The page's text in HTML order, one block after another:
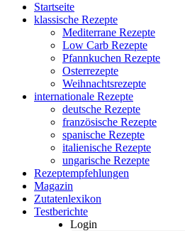
Startseite
klassische Rezepte
Mediterrane Rezepte
Low Carb Rezepte
Pfannkuchen Rezepte
Osterrezepte
Weihnachtsrezepte
internationale Rezepte
deutsche Rezepte
französische Rezepte
spanische Rezepte
italienische Rezepte
ungarische Rezepte
Rezeptempfehlungen
Magazin
Zutatenlexikon
Testberichte
Login